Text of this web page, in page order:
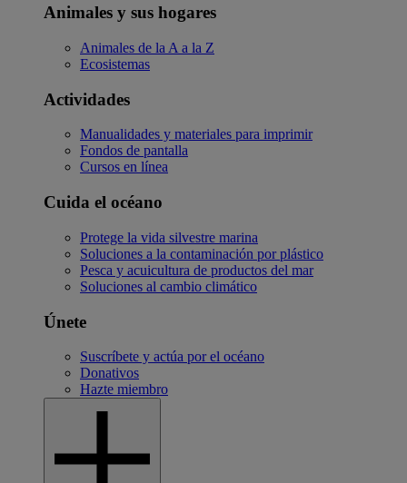
Animales y sus hogares
Animales de la A a la Z
Ecosistemas
Actividades
Manualidades y materiales para imprimir
Fondos de pantalla
Cursos en línea
Cuida el océano
Protege la vida silvestre marina
Soluciones a la contaminación por plástico
Pesca y acuicultura de productos del mar
Soluciones al cambio climático
Únete
Suscríbete y actúa por el océano
Donativos
Hazte miembro